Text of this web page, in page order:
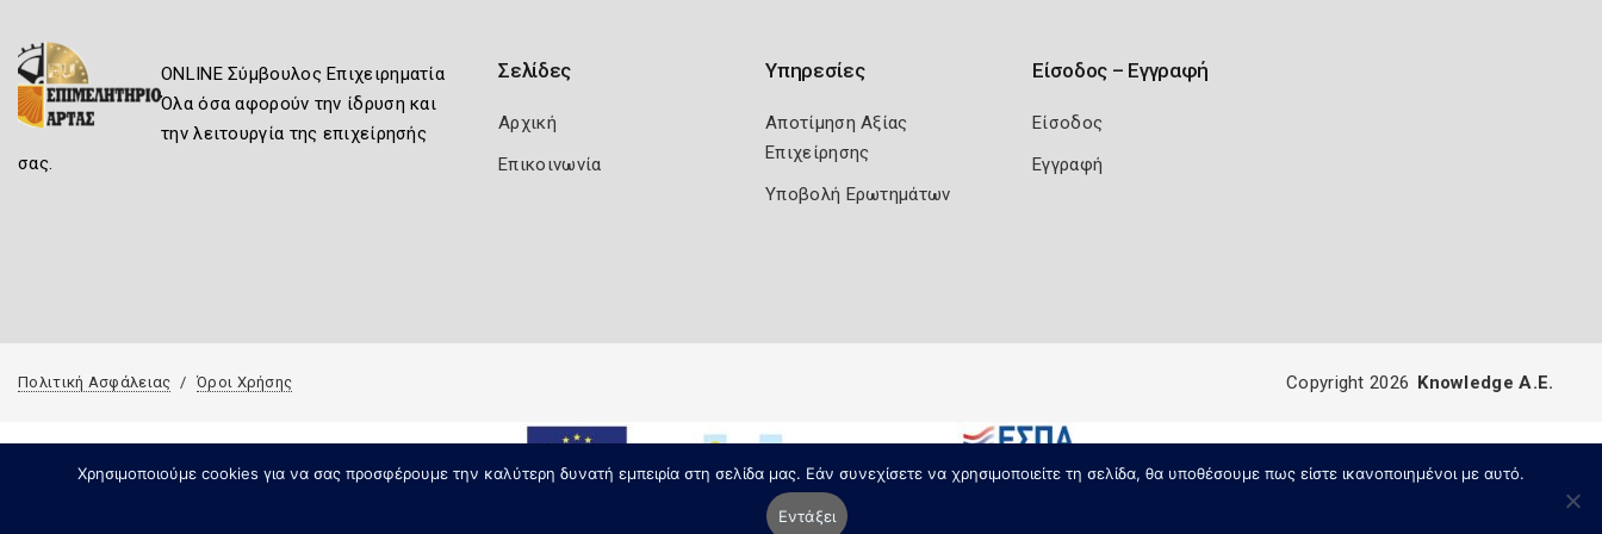
ONLINE Σύμβουλος Επιχειρηματία
Όλα όσα αφορούν την ίδρυση και
την λειτουργία της επιχείρησής
σας.
Σελίδες
Αρχική
Επικοινωνία
Υπηρεσίες
Αποτίμηση Αξίας
Επιχείρησης
Υποβολή Ερωτημάτων
Είσοδος – Εγγραφή
Είσοδος
Εγγραφή
Πολιτική Ασφάλειας Όροι Χρήσης
Χρησιμοποιούμε cookies για να σας προσφέρουμε την καλύτερη δυνατή εμπειρία στη σελίδα μας. Εάν συνεχίσετε να χρησιμοποιείτε τη σελίδα, θα υποθέσουμε πως είστε ικανοποιημένοι με αυτό.
Εντάξει
Copyright 2026 Knowledge A.E.